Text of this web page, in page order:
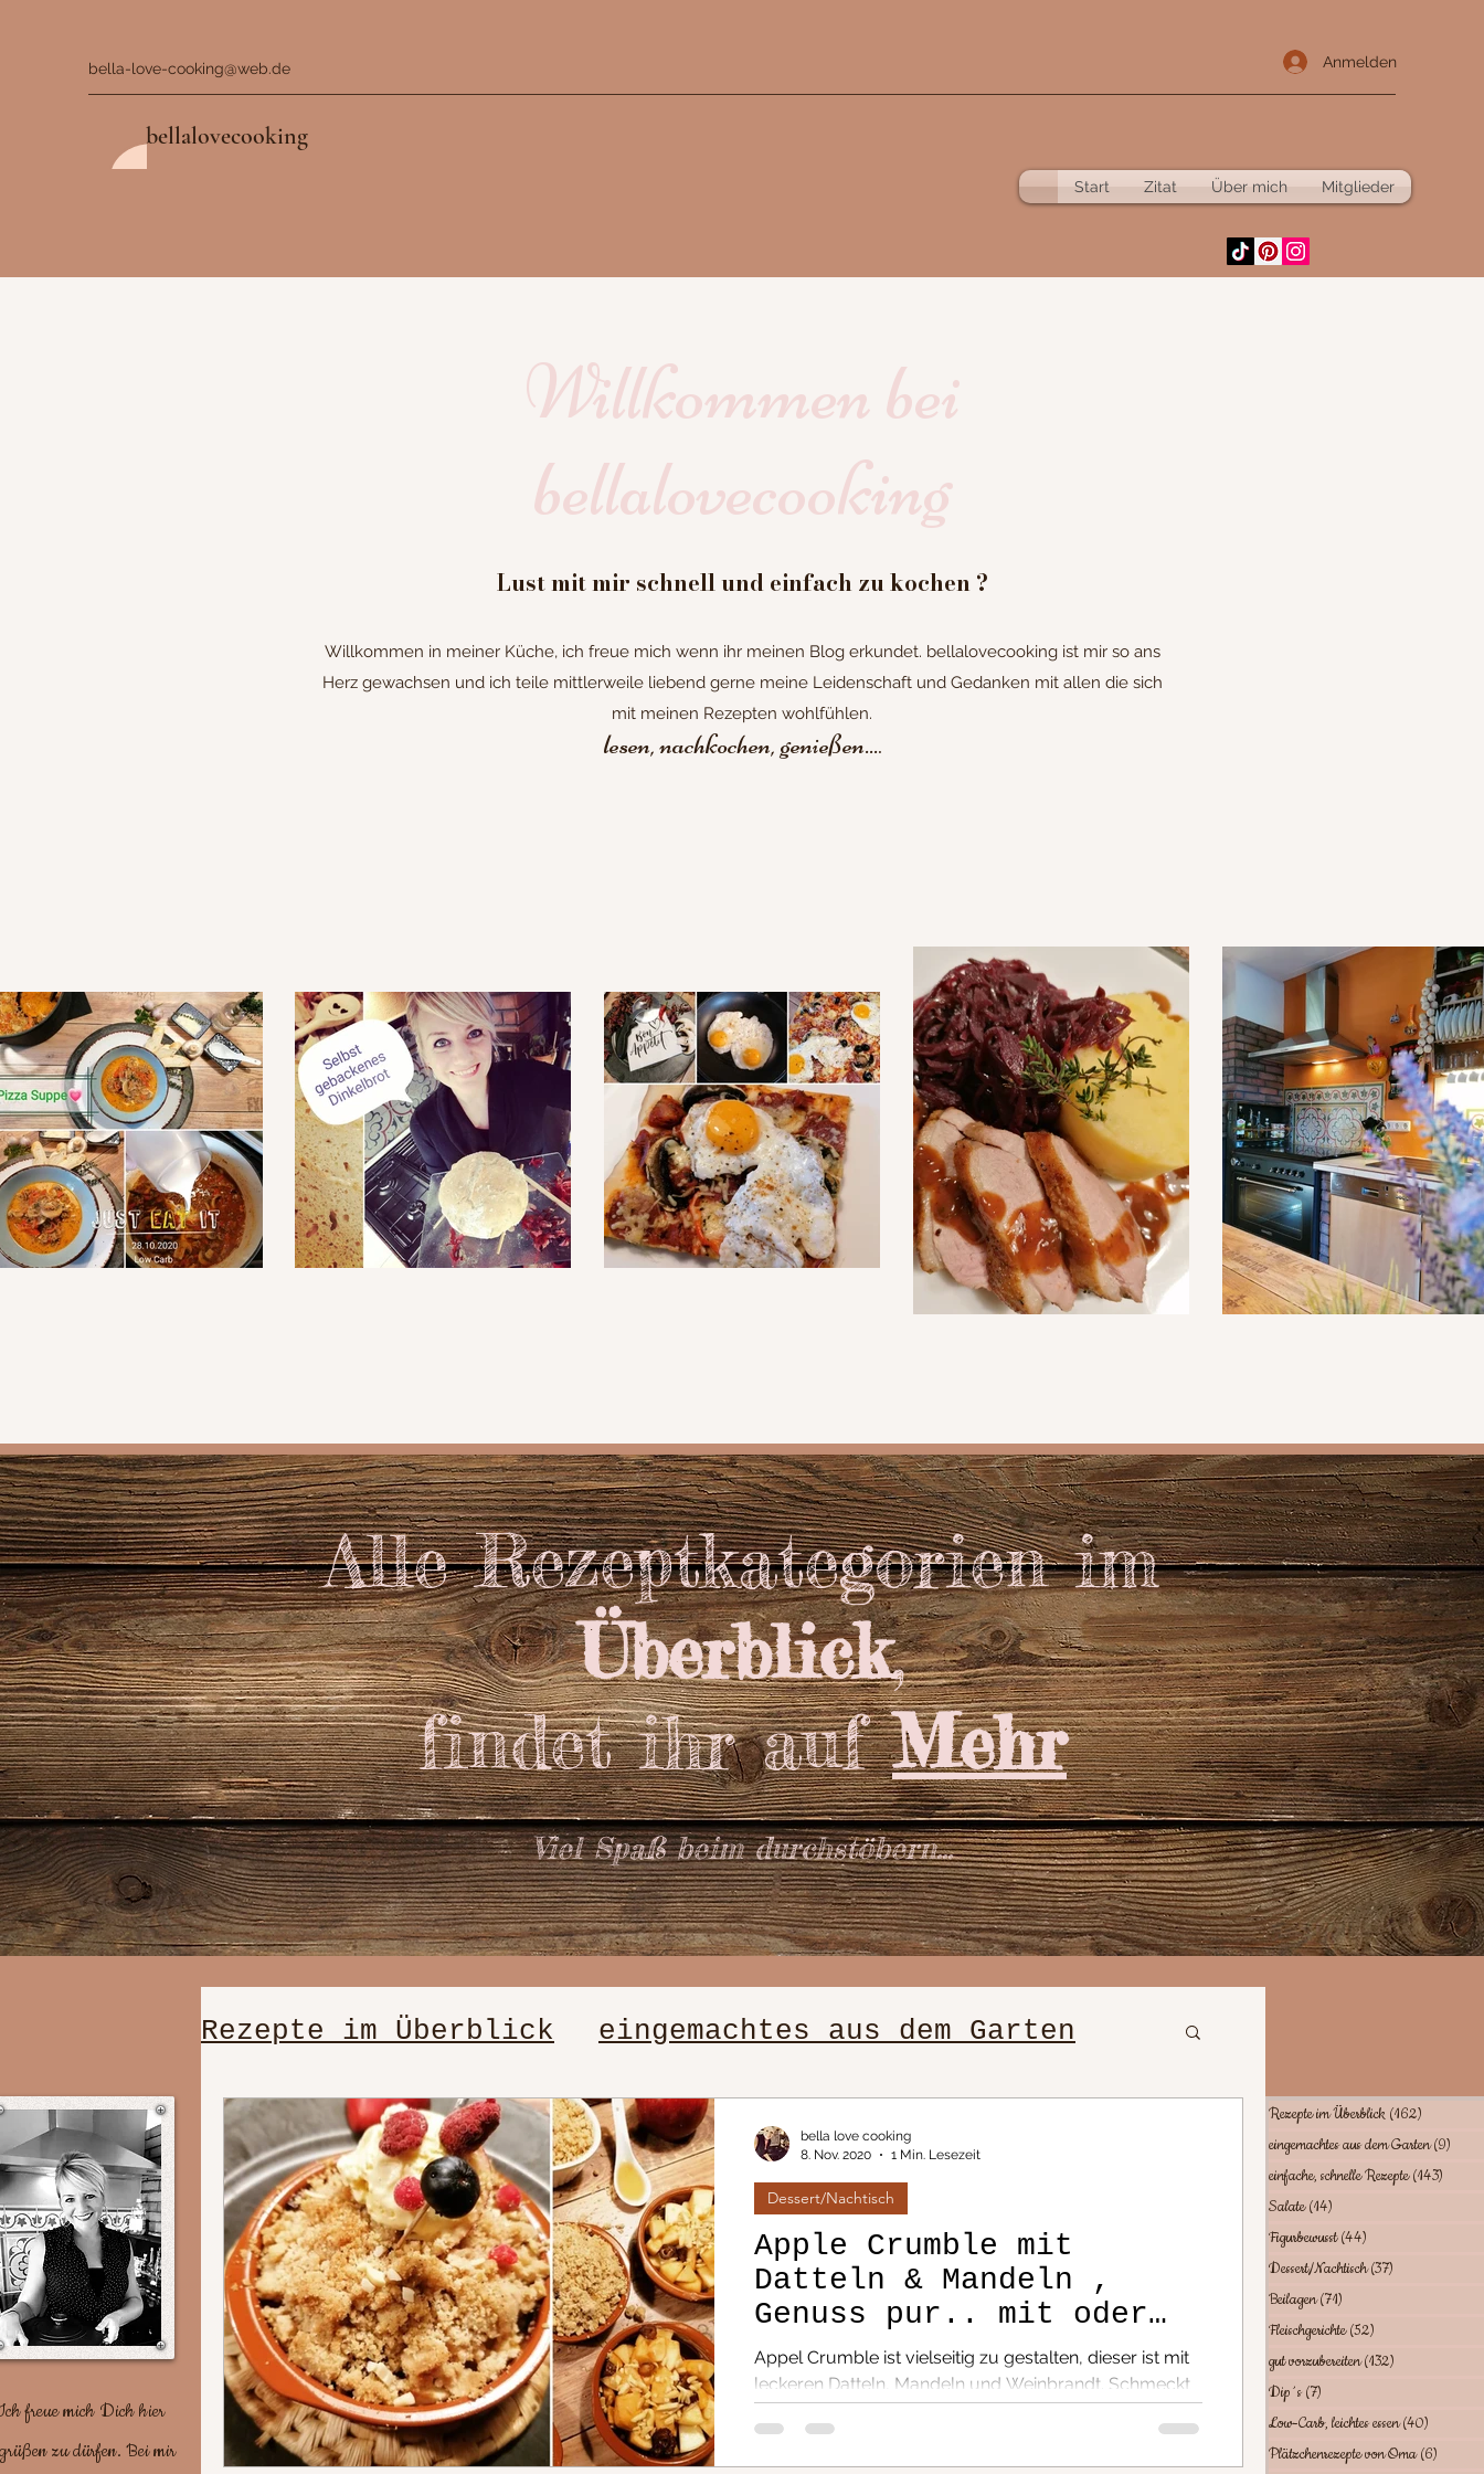
bella-love-cooking@web.de Anmelden
bellalovecooking
Start Zitat Über mich Mitglieder
Willkommen bei
bellalovecooking
Lust mit mir schnell und einfach zu kochen ?
Willkommen in meiner Küche, ich freue mich wenn ihr meinen Blog erkundet. bellalovecooking ist mir so ans
Herz gewachsen und ich teile mittlerweile liebend gerne meine Leidenschaft und Gedanken mit allen die sich
mit meinen Rezepten wohlfühlen.
lesen, nachkochen, genießen....
Alle Rezeptkategorien im
Überblick,
findet ihr aufMehr
Viel Spaß beim durchstöbern...
freue mich Dich hier
zu dürfen. Bei mir
Rezepte im Überblick (162)
eingemachtes aus dem Garten (9)
einfache, schnelle Rezepte (143)
Salate (14)
Figurbewusst (44)
Dessert/Nachtisch (37)
Beilagen (71)
Fleischgerichte (52)
gut vorzubereiten (132)
Dip´s (7)
Low-Carb, leichtes essen (40)
Plätzchenrezepte von Oma (6)
Rezepte im Überblick eingemachtes aus dem Garten
einfache, schnelle Rezepte Salate
Dessert/Nachtisch Beilagen Fleischgerichte
gut vorzubereiten Dip´s Low-Carb, leichtes essen
Plätzchenrezepte von Oma Nudeln
Apple Crumble mit
Datteln & Mandeln ,
Genuss pur.. mit oder
ohne Weinbrandt.....
Appel Crumble ist vielseitig zu gestalten, dieser ist mit
leckeren Datteln, Mandeln und Weinbrandt. Schmeckt
hervorragend ist schnell zube..
Dessert/Nachtisch
bella love cooking
8. Nov. 2020
1 Min. Lesezeit